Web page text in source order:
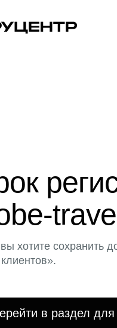
хотите сохранить
в раздел для